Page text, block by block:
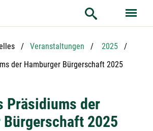
Veranstaltungen
2025
der Hamburger Bürgerschaft 2025
Präsidiums der
Bürgerschaft 2025